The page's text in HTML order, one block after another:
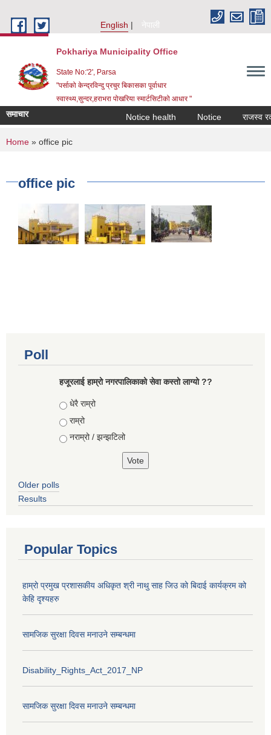
English
नेपाली
Pokhariya Municipality Office
State No:'2', Parsa
"पर्साको केन्द्रविन्दु प्रचुर बिकासका पूर्वाधार
स्वास्थ्य,सुन्दर,हराभरा पोखरिया स्मार्टसिटीको आधार "
समाचार Notice health Notice राजस्व
You are here
Home » office pic
office pic
Poll
हजूरलाई हाम्रो नगरपालिकाको सेवा कस्तो लाग्यो ??
Choices
धेरै राम्रो
राम्रो
नराम्रो / झन्झटिलो
Older polls
Results
Popular Topics
हाम्रो प्रमुख प्रशासकीय अधिकृत श्री नाथु साह जिउ को बिदाई कार्यक्रम को
केहि दृश्यहरु
सामजिक सुरक्षा दिवस मनाउने सम्बन्धमा
Disability_Rights_Act_2017_NP
सामजिक सुरक्षा दिवस मनाउने सम्बन्धमा